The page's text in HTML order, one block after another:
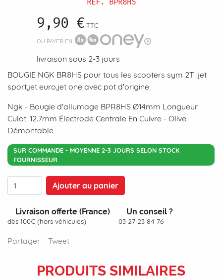
RÉF. BPR8HS
9,90 € TTC
OU PAYER EN
livraison sous 2-3 jours
BOUGIE NGK BR8HS pour tous les scooters sym 2T :jet
sport,jet euro,jet one avec pot d'origine
Ngk - Bougie d'allumage BPR8HS Ø14mm Longueur
Culot: 12.7mm Électrode Centrale En Cuivre - Olive
Démontable
SUR COMMANDE - MOYENNE 2-3 JOURS SELON STOCK
FOURNISSEUR
Ajouter au panier
Livraison offerte (France)
dès 100€ (hors véhicules)
Un conseil ?
03 27 23 84 76
Partager Tweet
PRODUITS SIMILAIRES